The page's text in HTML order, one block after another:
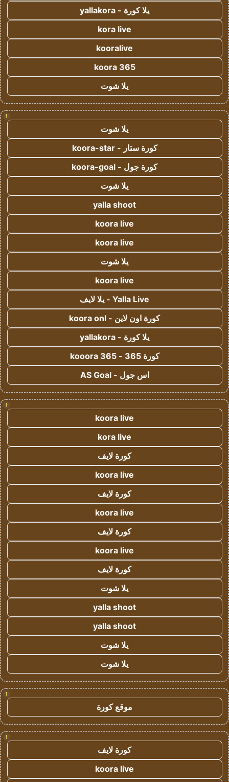
يلا كورة - yallakora
kora live
kooralive
koora 365
يلا شوت
!
يلا شوت
كورة ستار - koora-star
كورة جول - koora-goal
يلا شوت
yalla shoot
koora live
koora live
يلا شوت
koora live
Yalla Live - يلا لايف
كورة اون لاين - koora onl
يلا كورة - yallakora
كورة 365 - kooora 365
اس جول - AS Goal
!
koora live
kora live
كورة لايف
koora live
كورة لايف
koora live
كورة لايف
koora live
كورة لايف
يلا شوت
yalla shoot
yalla shoot
يلا شوت
يلا شوت
!
موقع كورة
!
كورة لايف
koora live